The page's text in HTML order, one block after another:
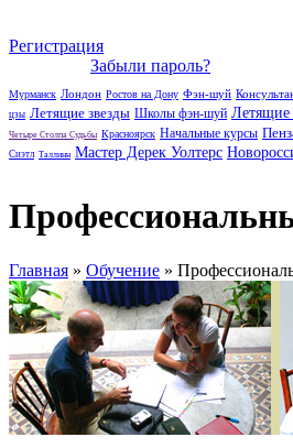
Регистрация
Забыли пароль?
Мурманск Лондон Ростов на Дону Фэн-шуй
цзы Летящие звезды Школы фэн-шуй Летящие
Четыре Столпа Судьбы Красноярск Начальные курсы
Сиэтл Таллинн Мастер Дерек Уолтерс
Главная » Обучение »